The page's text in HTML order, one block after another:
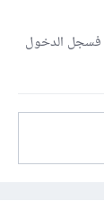
فسجل الدخول